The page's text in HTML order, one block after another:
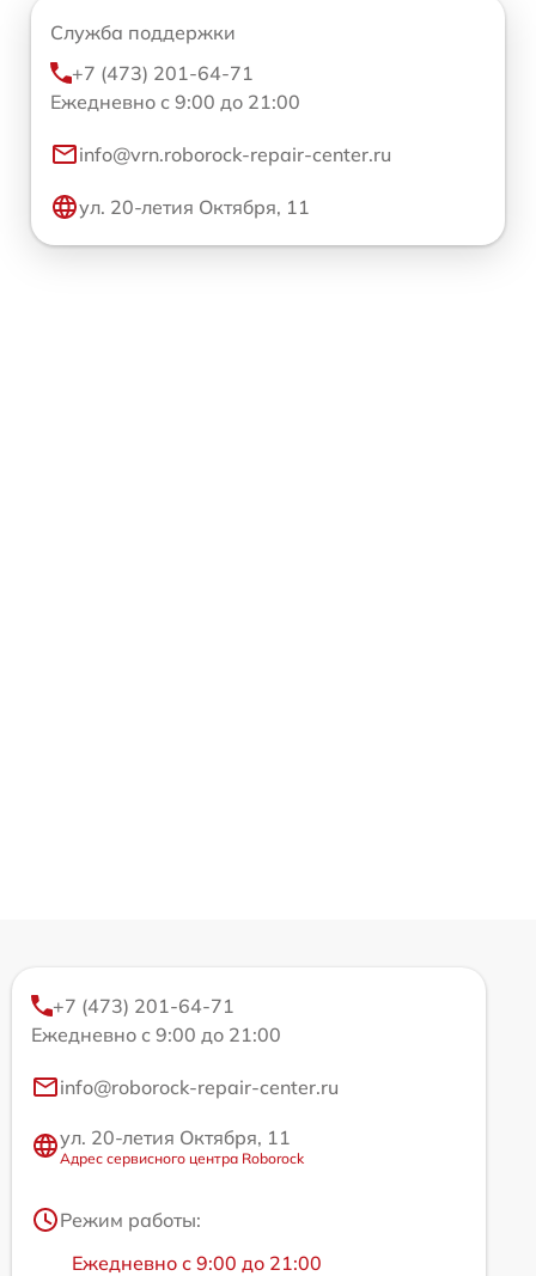
Служба поддержки
+7 (473) 201-64-71
Ежедневно с 9:00 до 21:00
info@vrn.roborock-repair-center.ru
ул. 20-летия Октября, 11
+7 (473) 201-64-71
Ежедневно с 9:00 до 21:00
info@roborock-repair-center.ru
ул. 20-летия Октября, 11
Адрес сервисного центра Roborock
Режим работы:
Ежедневно с 9:00 до 21:00